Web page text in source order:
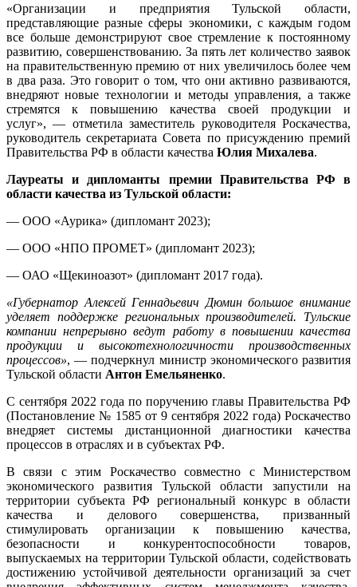
«Организации и предприятия Тульской области,
представляющие разные сферы экономики, с каждым годом
все больше демонстрируют свое стремление к постоянному
развитию, совершенствованию. За пять лет количество заявок
на правительственную премию от них увеличилось более чем
в два раза. Это говорит о том, что они активно развиваются,
внедряют новые технологии и методы управления, а также
стремятся к повышению качества своей продукции и
услуг», — отметила заместитель руководителя Роскачества,
руководитель секретариата Совета по присуждению премий
Правительства РФ в области качества Юлия Михалева.
Лауреаты и дипломанты премии Правительства РФ в
области качества из Тульской области:
— ООО «Аурика» (дипломант 2023);
— ООО «НПО ПРОМЕТ» (дипломант 2023);
— ОАО «Щекиноазот» (дипломант 2017 года).
«Губернатор Алексей Геннадьевич Дюмин большое внимание
уделяет поддержке региональных производителей. Тульские
компании непрерывно ведут работу в повышении качества
продукции и высокотехнологичности производственных
процессов», — подчеркнул министр экономического развития
Тульской области Антон Емельяненко.
С сентября 2022 года по поручению главы Правительства РФ
(Постановление № 1585 от 9 сентября 2022 года) Роскачество
внедряет системы дистанционной диагностики качества
процессов в отраслях и в субъектах РФ.
В связи с этим Роскачество совместно с Министерством
экономического развития Тульской области запустили на
территории субъекта РФ региональный конкурс в области
качества и делового совершенства, призванный
стимулировать организации к повышению качества,
безопасности и конкурентоспособности товаров,
выпускаемых на территории Тульской области, содействовать
достижению устойчивой деятельности организаций за счет